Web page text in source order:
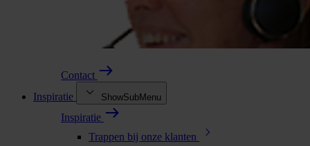
Contact
Inspiratie
ShowSubMenu
Inspiratie
Trappen bij onze klanten